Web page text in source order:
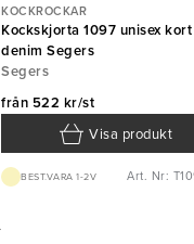
KOCKROCKAR
Kockskjorta 1097 unisex
denim Segers
Segers
från 522 kr/st
Visa produkt
BEST.VARA 1-2V Art. Nr: